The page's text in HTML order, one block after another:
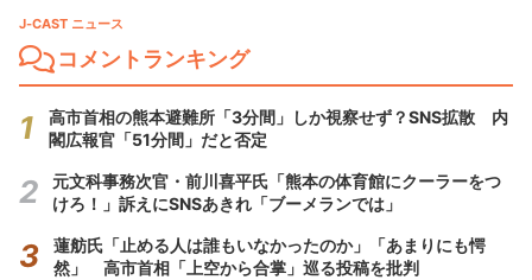
J-CAST ニュース
コメントランキング
高市首相の熊本避難所「3分間」しか視察せず？SNS拡散 内
閣広報官「51分間」だと否定
元文科事務次官・前川喜平氏「熊本の体育館にクーラーをつ
けろ！」訴えにSNSあきれ「ブーメランでは」
蓮舫氏「止める人は誰もいなかったのか」「あまりにも愕
然」 高市首相「上空から合掌」巡る投稿を批判